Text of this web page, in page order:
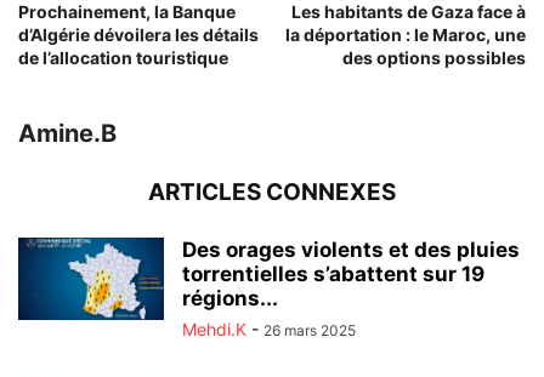
Prochainement, la Banque
d’Algérie dévoilera les détails
de l’allocation touristique
Les habitants de Gaza face à
la déportation : le Maroc, une
des options possibles
Amine.B
ARTICLES CONNEXES
Des orages violents et des pluies
torrentielles s’abattent sur 19
régions...
Mehdi.K - 26 mars 2025